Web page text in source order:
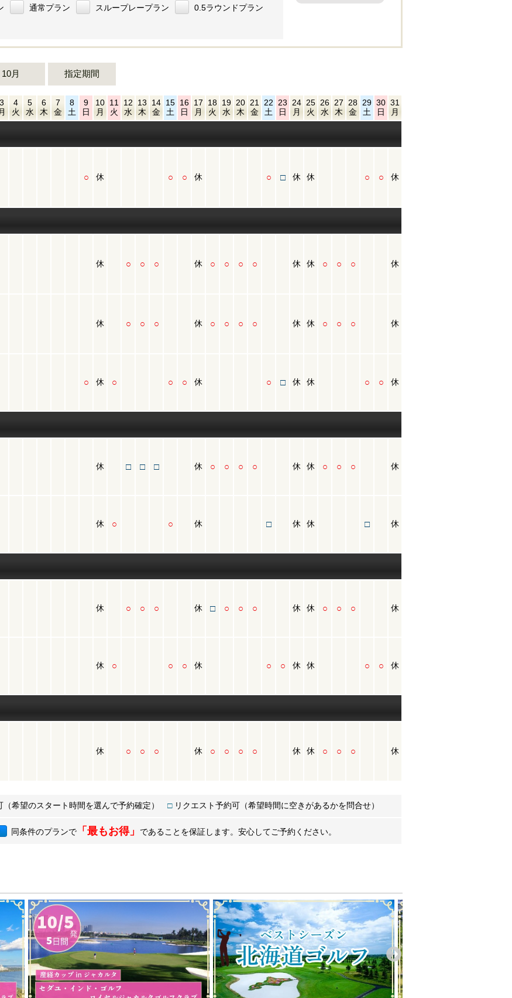
通常プラン スループレープラン
0.5ラウンドプラン
10月 指定期間
3
4
火
5
水
6
木
7
金
8
土
9
日
10
月
11
火
12
水
13
木
14
金
15
土
16
日
17
月
18
火
19
水
20
木
21
金
22
土
23
日
24
月
25
火
26
水
27
木
28
金
29
土
30
日
31
月
○ 休 ○ ○ 休 ○ □ 休 休 ○ ○ 休
休 ○ ○ ○ 休 ○ ○ ○ ○ 休 休 ○ ○ ○ 休
休 ○ ○ ○ 休 ○ ○ ○ ○ 休 休 ○ ○ ○ 休
○ 休 ○ ○ ○ 休 ○ □ 休 休 ○ ○ 休
休 □ □ □ 休 ○ ○ ○ ○ 休 休 ○ ○ ○ 休
休 ○ ○ 休 □ 休 休 □ 休
休 ○ ○ ○ 休 □ ○ ○ ○ 休 休 ○ ○ ○ 休
休 ○ ○ ○ 休 ○ ○ 休 休 ○ ○ 休
休 ○ ○ ○ 休 ○ ○ ○ ○ 休 休 ○ ○ ○ 休
（希望のスタート時間を選んで予約確定） □リクエスト予約可 （希望時間に空きがあるかを問合せ）
同条件のプランで 「最もお得」 であることを保証します。安心してご予約ください。